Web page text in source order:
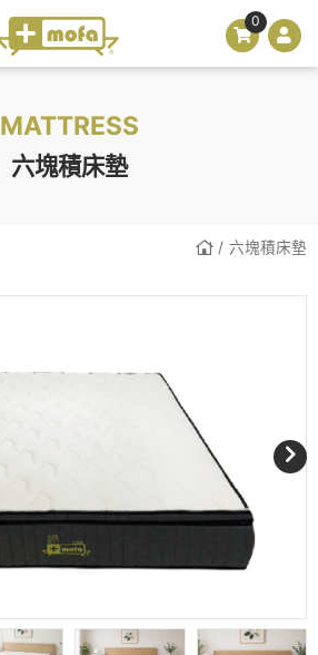
0
MATTRESS
六塊積床墊
六塊積床墊